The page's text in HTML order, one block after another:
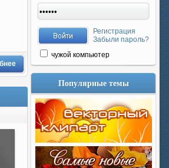
Регистрация
Забыли пароль?
чужой компьютер
Популярные темы